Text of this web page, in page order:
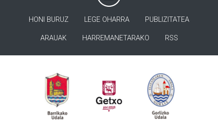
HONI BURUZ LEGE OHARRA PUBLIZITATEA
ARAUAK HARREMANETARAKO RSS